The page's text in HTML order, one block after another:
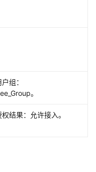
组：
。
结果：允许接入。